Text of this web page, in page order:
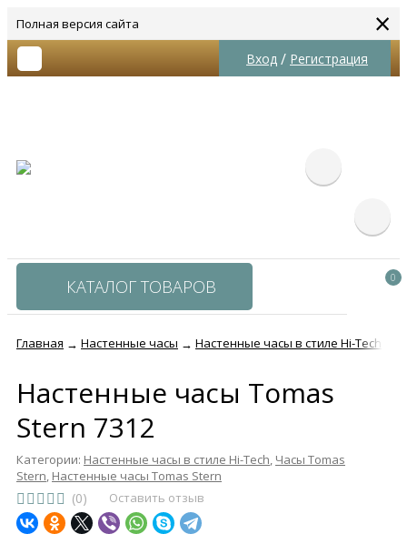
Полная версия сайта ×
Вход / Регистрация
КАТАЛОГ ТОВАРОВ 0
Главная → Настенные часы → Настенные часы в стиле Hi-Tech
Настенные часы Tomas
Stern 7312
Категории: Настенные часы в стиле Hi-Tech, Часы Tomas
Stern, Настенные часы Tomas Stern
(0) Оставить отзыв